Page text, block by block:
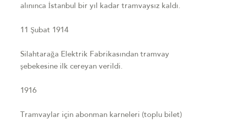
alınınca İstanbul bir yıl kadar tramvaysız kaldı.
11 Şubat 1914
Silahtarağa Elektrik Fabrikasından tramvay
şebekesine ilk cereyan verildi.
1916
Tramvaylar için abonman karneleri (toplu bilet)